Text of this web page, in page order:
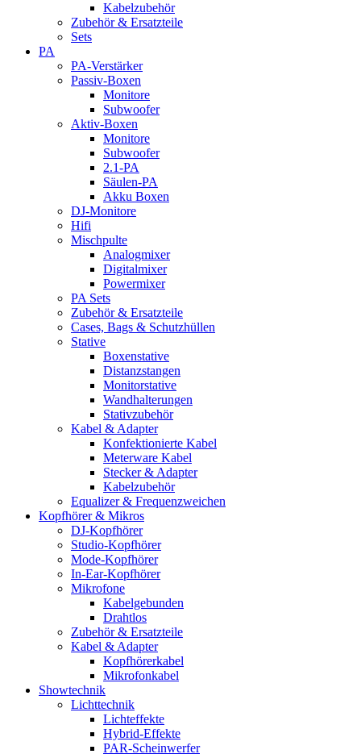
Kabelzubehör
Zubehör & Ersatzteile
Sets
PA
PA-Verstärker
Passiv-Boxen
Monitore
Subwoofer
Aktiv-Boxen
Monitore
Subwoofer
2.1-PA
Säulen-PA
Akku Boxen
DJ-Monitore
Hifi
Mischpulte
Analogmixer
Digitalmixer
Powermixer
PA Sets
Zubehör & Ersatzteile
Cases, Bags & Schutzhüllen
Stative
Boxenstative
Distanzstangen
Monitorstative
Wandhalterungen
Stativzubehör
Kabel & Adapter
Konfektionierte Kabel
Meterware Kabel
Stecker & Adapter
Kabelzubehör
Equalizer & Frequenzweichen
Kopfhörer & Mikros
DJ-Kopfhörer
Studio-Kopfhörer
Mode-Kopfhörer
In-Ear-Kopfhörer
Mikrofone
Kabelgebunden
Drahtlos
Zubehör & Ersatzteile
Kabel & Adapter
Kopfhörerkabel
Mikrofonkabel
Showtechnik
Lichttechnik
Lichteffekte
Hybrid-Effekte
PAR-Scheinwerfer